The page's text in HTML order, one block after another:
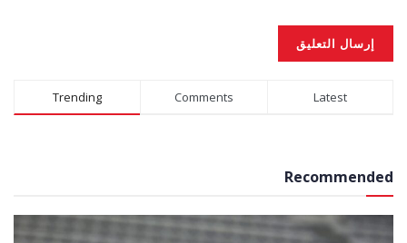
Trending Comments Latest
Recommended